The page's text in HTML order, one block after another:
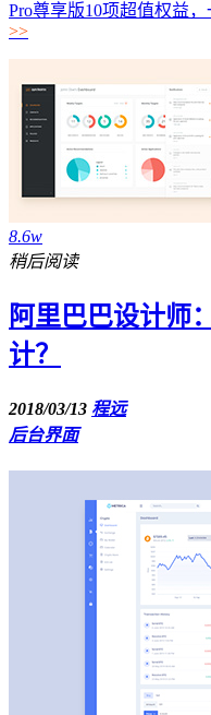
Pro尊享版10项超值权益
>>
8.6w
稍后阅读
阿里巴巴设计师
计？
2018/03/13 程远
后台界面